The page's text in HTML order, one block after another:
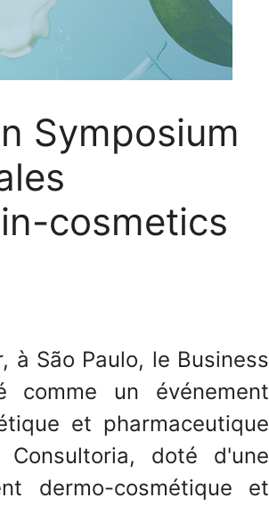
Symposium
cosmetics
à São Paulo, le Business
comme un événement
et pharmaceutique
Consultoria, doté d'une
dermo-cosmétique et